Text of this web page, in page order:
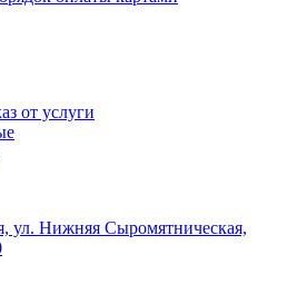
от услуги
ул. Нижняя Сыромятническая,